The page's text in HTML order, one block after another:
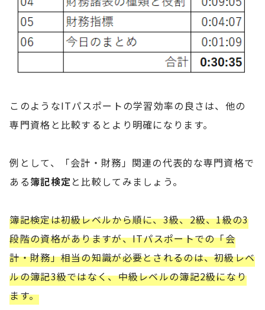
このようなITパスポートの学習効率の良さは、他の
専門資格と比較するとより明確になります。
例として、「会計・財務」関連の代表的な専門資格で
ある簿記検定と比較してみましょう。
簿記検定は初級レベルから順に、3級、2級、1級の3
段階の資格がありますが、ITパスポートでの「会
計・財務」相当の知識が必要とされるのは、初級レベ
ルの簿記3級ではなく、中級レベルの簿記2級になり
ます。